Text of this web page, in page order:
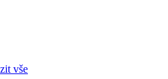
vše